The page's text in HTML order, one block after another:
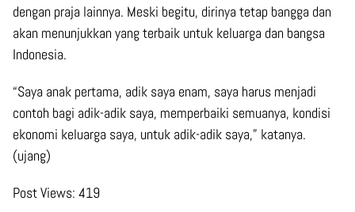
dengan praja lainnya. Meski begitu, dirinya tetap bangga dan
akan menunjukkan yang terbaik untuk keluarga dan bangsa
Indonesia.
“Saya anak pertama, adik saya enam, saya harus menjadi
contoh bagi adik-adik saya, memperbaiki semuanya, kondisi
ekonomi keluarga saya, untuk adik-adik saya,” katanya.
(ujang)
Post Views: 419